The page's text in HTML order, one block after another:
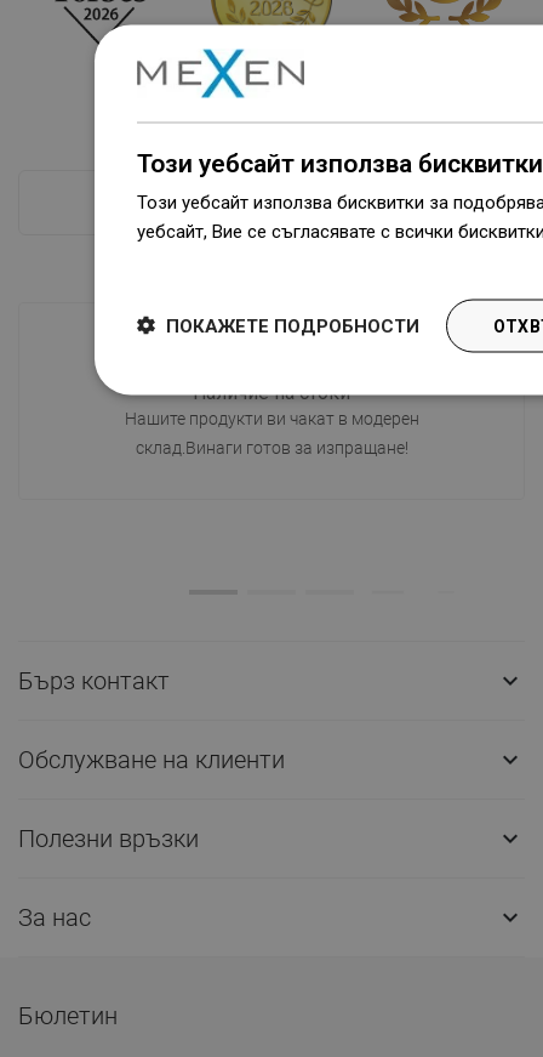
ПРОВЕРКА ПОВЕЧЕ
Наличие на стоки
Нашите продукти ви чакат в модерен
склад.Винаги готов за изпращане!
Бърз контакт 
Обслужване на клиенти 
Полезни връзки 
За нас 
Бюлетин
Този уебсайт използва бисквитки
Този уебсайт използва бисквитки за
уебсайт, Вие се съгласявате с всички
ПОКАЖЕТЕ ПОДРОБНОСТИ